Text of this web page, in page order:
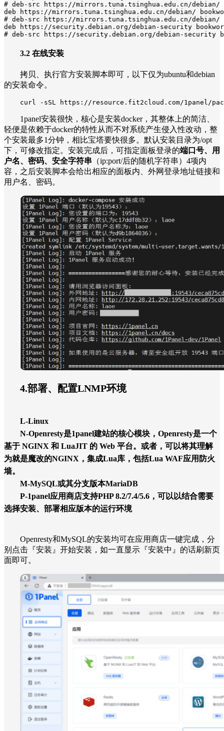
# deb-src https://mirrors.tuna.tsinghua.edu.cn/debian/
deb https://mirrors.tuna.tsinghua.edu.cn/debian/
# deb-src https://mirrors.tuna.tsinghua.edu.cn/debian/
deb https://security.debian.org/debian-security
# deb-src https://security.debian.org/debian-security
3.2 在线安装
拷贝、执行官方安装脚本即可，以下仅为ubuntu和debian
的安装命令。
curl -sSL https://resource.fit2cloud.com/1panel/
1panel安装很快，核心是安装docker，其整体上的简洁、
轻便是依赖于docker的特性从而不对系统产生侵入性改动，整
个安装最多1分钟，相比宝塔要快很多。默认安装目录为/opt
下，可修改指定。安装完成后，可指定面板登录的端口号、用
户名、密码、安全字符串 （ip:port/后的随机字符串）4项内
容，之后安装脚本会给出相应的面板内、外网登录地址链接和
用户名、密码。
4.部署、配置LNMP环境
L-Linux
N-Openresty是1panel建站的核心模块，Openresty是一个
基于 NGINX 和 LuaJIT 的 Web 平台。或者，可以将其理解
为就是魔改的NGINX，集成Lua库，包括Lua WAF应用防火
墙。
M-MySQL或其分支版本MariaDB
P-1panel应用商店支持PHP 8.2/7.4/5.6，可以以结合需要
选择安装、部署相应版本的运行环境
Openresty和MySQL的安装均可在应用商店一键完成，分
别点击『安装』开始安装，如一直显示『安装中』的话刷新页
面即可。